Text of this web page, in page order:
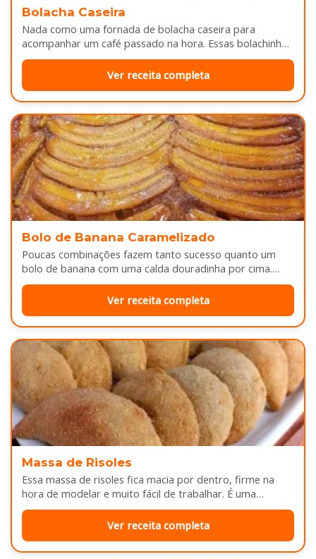
Bolacha Caseira
Nada como uma fornada de bolacha caseira para
acompanhar um café passado na hora. Essas bolachinhas
ficam levemente douradas por…
Ver receita completa
Bolo de Banana Caramelizado
Poucas combinações fazem tanto sucesso quanto um
bolo de banana com uma calda douradinha por cima.
Enquanto assa, aquele cheirinho…
Ver receita completa
Massa de Risoles
Essa massa de risoles fica macia por dentro, firme na
hora de modelar e muito fácil de trabalhar. É uma…
Ver receita completa